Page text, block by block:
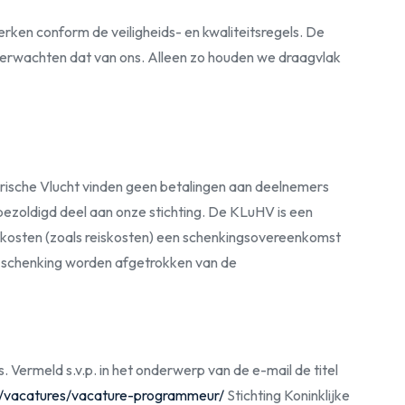
conform de veiligheids- en kwaliteitsregels. De
dat van ons. Alleen zo houden we draagvlak
Vlucht vinden geen betalingen aan deelnemers
deel aan onze stichting. De KLuHV is een
(zoals reiskosten) een schenkingsovereenkomst
worden afgetrokken van de
s.v.p. in het onderwerp van de e-mail de titel
vacatures/vacature-programmeur/ Stichting Koninklijke